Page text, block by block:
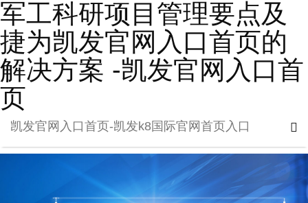
军工科研项目管理要点及
捷为凯发官网入口首页的
解决方案 -凯发官网入口首
页
凯发官网入口首页-凯发k8国际官网首页入口